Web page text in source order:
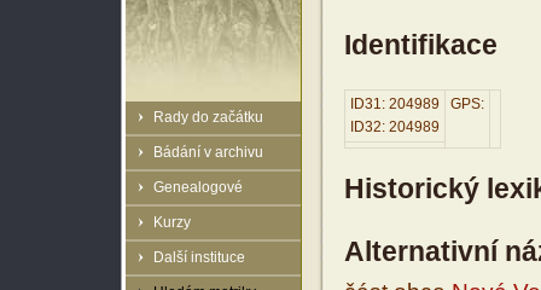
Rady do začátku
Bádání v archivu
Genealogové
Kurzy
Další instituce
Identifikace
ID31: 204989
ID32: 204989
GPS:
Historický
Alternativní